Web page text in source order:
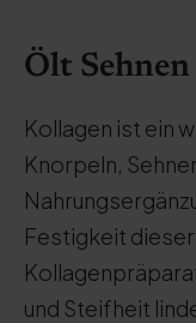
Ölt
Kollagen ist ein
Knorpeln,
Festigkeit
und Steifheit